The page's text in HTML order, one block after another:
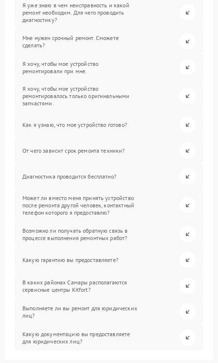
Я уже знаю в чем неисправность и какой
ремонт необходим. Для чего проводить
диагностику?
Мне нужен срочный ремонт. Сможете
сделать?
Я хочу, чтобы мое устройство
ремонтировали при мне.
Я хочу, чтобы мое устройство
ремонтировалось только оригинальными
запчастями.
Как я узнаю, что мое устройство готово?
От чего зависит срок ремонта техники?
Диагностика проводится бесплатно?
Может ли вместо меня принять устройство
после ремонта другой человек, контактный
телефон которого я предоставлю?
Возможно ли получать обратную связь в
процессе выполнения ремонтных работ?
Какую гарантию вы предоставляете?
В каких районах Самары располагаются
сервисные центры Kitfort?
Выполняете ли вы ремонт для юридических
лиц?
Какую документацию вы предоставляете
для юридических лиц?